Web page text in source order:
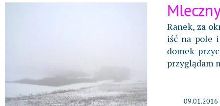
Ranek, za
iść na pole i
domek
przyglądam
09.01.2016